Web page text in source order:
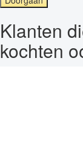
Klanten
kochten